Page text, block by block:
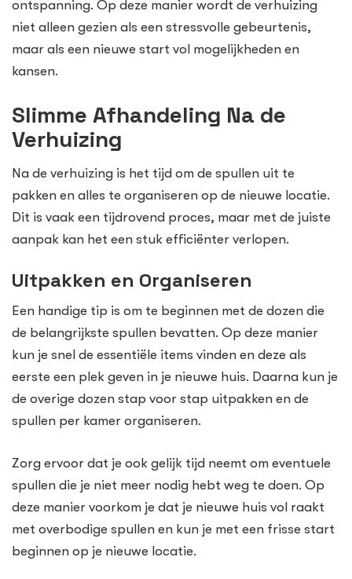
ontspanning. Op deze manier wordt de verhuizing
niet alleen gezien als een stressvolle gebeurtenis,
maar als een nieuwe start vol mogelijkheden en
kansen.
Slimme Afhandeling Na de
Verhuizing
Na de verhuizing is het tijd om de spullen uit te
pakken en alles te organiseren op de nieuwe locatie.
Dit is vaak een tijdrovend proces, maar met de juiste
aanpak kan het een stuk efficiënter verlopen.
Uitpakken en Organiseren
Een handige tip is om te beginnen met de dozen die
de belangrijkste spullen bevatten. Op deze manier
kun je snel de essentiële items vinden en deze als
eerste een plek geven in je nieuwe huis. Daarna kun je
de overige dozen stap voor stap uitpakken en de
spullen per kamer organiseren.
Zorg ervoor dat je ook gelijk tijd neemt om eventuele
spullen die je niet meer nodig hebt weg te doen. Op
deze manier voorkom je dat je nieuwe huis vol raakt
met overbodige spullen en kun je met een frisse start
beginnen op je nieuwe locatie.